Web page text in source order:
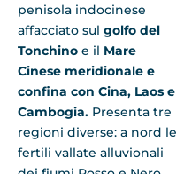
penisola indocinese
affacciato sul golfo del
Tonchino e il Mare
Cinese meridionale e
confina con Cina, Laos e
Cambogia. Presenta tre
regioni diverse: a nord le
fertili vallate alluvionali